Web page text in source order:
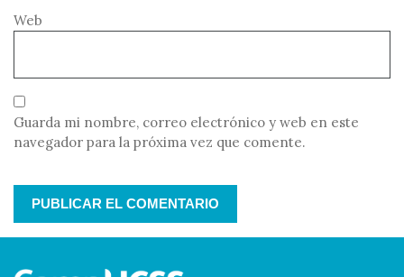
Web
Guarda mi nombre, correo electrónico y web en este
navegador para la próxima vez que comente.